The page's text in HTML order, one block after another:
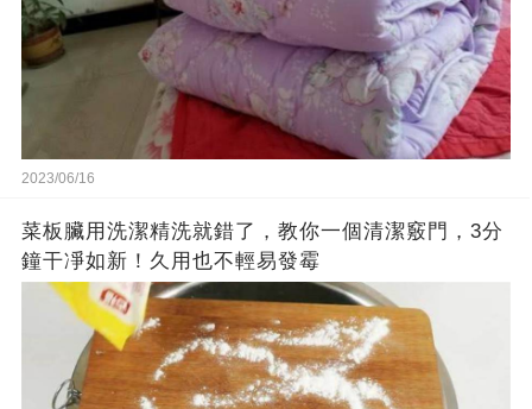
2023/06/16
菜板臟用洗潔精洗就錯了，教你一個清潔竅門，3分
鐘干凈如新！久用也不輕易發霉